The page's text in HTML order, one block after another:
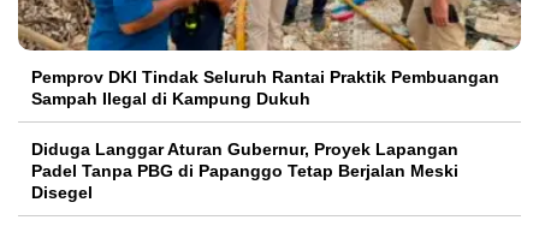
Pemprov DKI Tindak Seluruh Rantai Praktik Pembuangan
Sampah Ilegal di Kampung Dukuh
Diduga Langgar Aturan Gubernur, Proyek Lapangan
Padel Tanpa PBG di Papanggo Tetap Berjalan Meski
Disegel